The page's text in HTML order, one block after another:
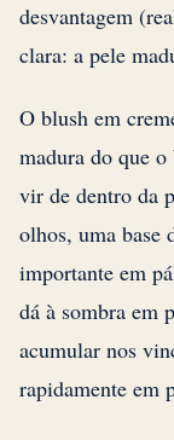
desvantagem
clara: a pele
O blush em
madura do que
vir de dentro da
olhos, uma base
importante em
dá à sombra em
acumular nos
rapidamente em